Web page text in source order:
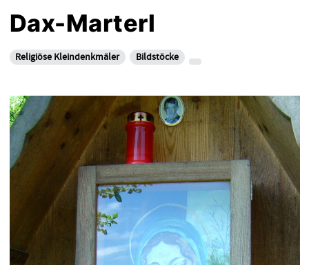
Dax-Marterl
Religiöse Kleindenkmäler Bildstöcke